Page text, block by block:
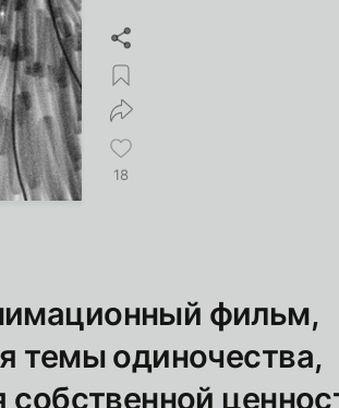
18
фильм,
темы одиночества,
собственной